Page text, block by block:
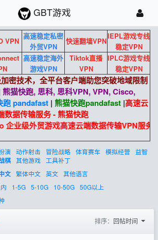
GBT游戏
VPN
高速稳定私密
外贸VPN
快速翻墙VPN
IEPL游戏专线
稳定VPN
高速稳定海外
游戏VPN
Tiktok直播
VPN
IPLC游戏专线
稳定VPN
密技术，全平台客户端助您突破地域限制
熊猫快跑, 思科, 思科VPN, VPN, Cisco,
跑 pandafast| 熊猫快跑pandafast|高速云
数据传输服务 - 熊猫快跑
业级外贸游戏高速云端数据传输VPN服务。
演 动作射击 冒险战略 体育赛车 模拟经营 益智
棋 其他游戏
工具补丁
文 繁体中文 英文 其他语言
1-5G 5-10G 10-50G 50G以上
排序： 回帖时间